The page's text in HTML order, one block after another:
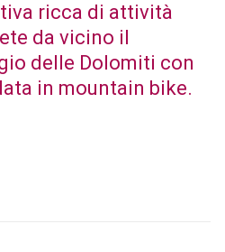
ricca di attività
da vicino il
delle Dolomiti con
in mountain bike.